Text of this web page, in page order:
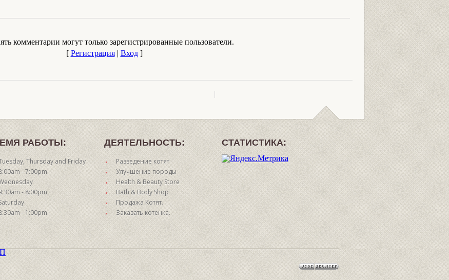
комментарии могут только зарегистрированные пользователи.
[ Регистрация| Вход]
РАБОТЫ:
Thursday and Friday
- 7:00pm
- 8:00pm
- 1:00pm
ДЕЯТЕЛЬНОСТЬ:
Разведение котят
Улучшение породы
Health & Beauty Store
Bath & Body Shop
Продажа Котят.
Заказать котенка.
СТАТИСТИКА: